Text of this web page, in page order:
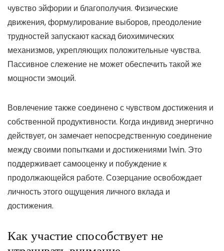
чувство эйфории и благополучия. Физические
движения, формулирование выборов, преодоление
трудностей запускают каскад биохимических
механизмов, укрепляющих положительные чувства.
Пассивное слежение не может обеспечить такой же
мощности эмоций.
Вовлечение также соединено с чувством достижения и
собственной продуктивности. Когда индивид энергично
действует, он замечает непосредственную соединение
между своими попытками и достижениями 1win. Это
поддерживает самооценку и побуждение к
продолжающейся работе. Созерцание освобождает
личность этого ощущения личного вклада и
достижения.
Как участие способствует не